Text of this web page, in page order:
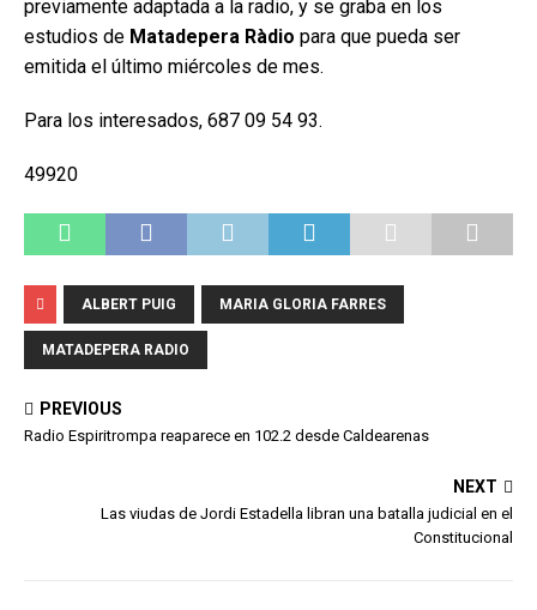
previamente adaptada a la radio, y se graba en los
estudios de Matadepera Ràdio para que pueda ser
emitida el último miércoles de mes.
Para los interesados, 687 09 54 93.
49920
ALBERT PUIG MARIA GLORIA FARRES
MATADEPERA RADIO
PREVIOUS
Radio Espiritrompa reaparece en 102.2 desde Caldearenas
NEXT
Las viudas de Jordi Estadella libran una batalla judicial en el
Constitucional